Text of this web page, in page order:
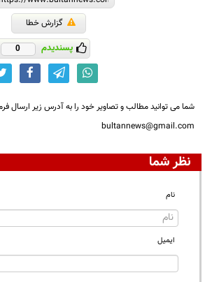
گزارش خطا
پسندیدم 0
شما می توانید مطالب و تصاویر خود را به آدرس زیر ارسال
bultannews@gmail.com
نظر شما
نام
ایمیل